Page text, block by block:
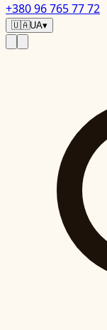
+380 96 765 77 72
🇺🇦UA▾